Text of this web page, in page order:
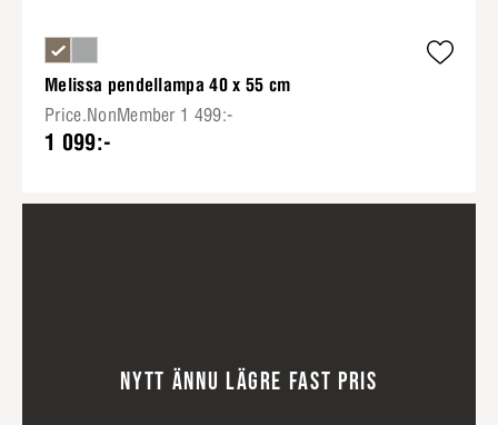
Melissa pendellampa 40 x 55 cm
Price.NonMember 1 499:-
1 099:-
NYTT ÄNNU LÄGRE FAST PRIS